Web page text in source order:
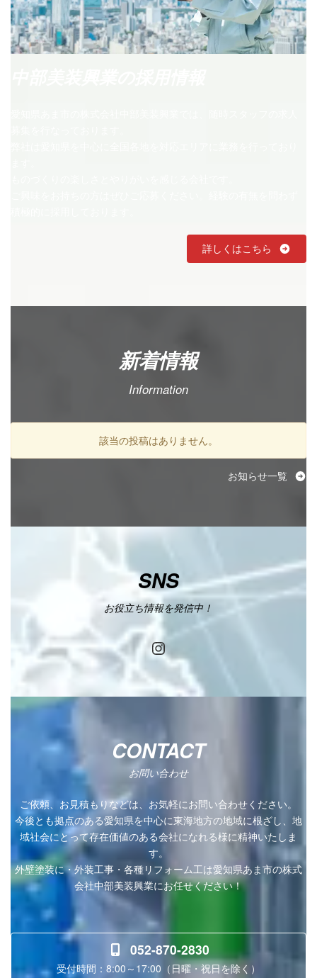
詳しくはこちら
新着情報
Information
該当の投稿はありません。
お知らせ一覧
SNS
お役立ち情報を発信中！
Instagram
CONTACT
お問い合わせ
ご依頼、お見積もりなどは、お気軽にお問い合わせください。
今後とも拠点のある愛知県を中心に東海地方の地域に根ざし、地
域社会にとって存在価値のある会社になれる様に精神いたしま
す。
外壁塗装に・外装工事・各種リフォーム工は愛知県あま市の株式
会社中部美装興業にお任せください！
052-870-2830
受付時間：8:00～17:00（日曜・祝日を除く）